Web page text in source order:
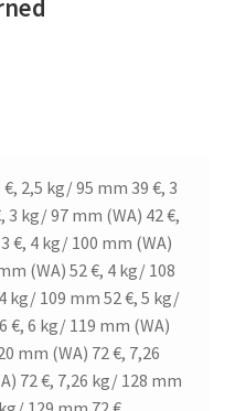
2,5 kg/ 95 mm 39 €, 3
3 kg/ 97 mm (WA) 42 €,
€, 4 kg/ 100 mm (WA)
(WA) 52 €, 4 kg/ 108
kg/ 109 mm 52 €, 5 kg/
€, 6 kg/ 119 mm (WA)
mm (WA) 72 €, 7,26
72 €, 7,26 kg/ 128 mm